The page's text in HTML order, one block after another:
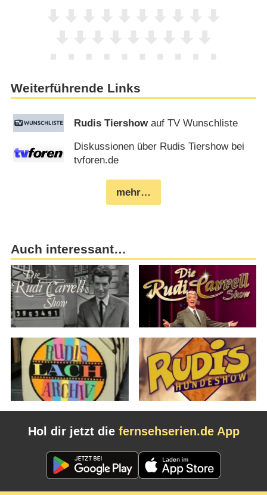
Weiterführende Links
Rudis Tiershowauf TV Wunschliste
Diskussionen über Rudis Tiershow bei
tvforen.de
mehr…
Auch interessant…
Hol dir jetzt die fernsehserien.de App